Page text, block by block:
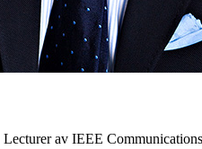
av IEEE